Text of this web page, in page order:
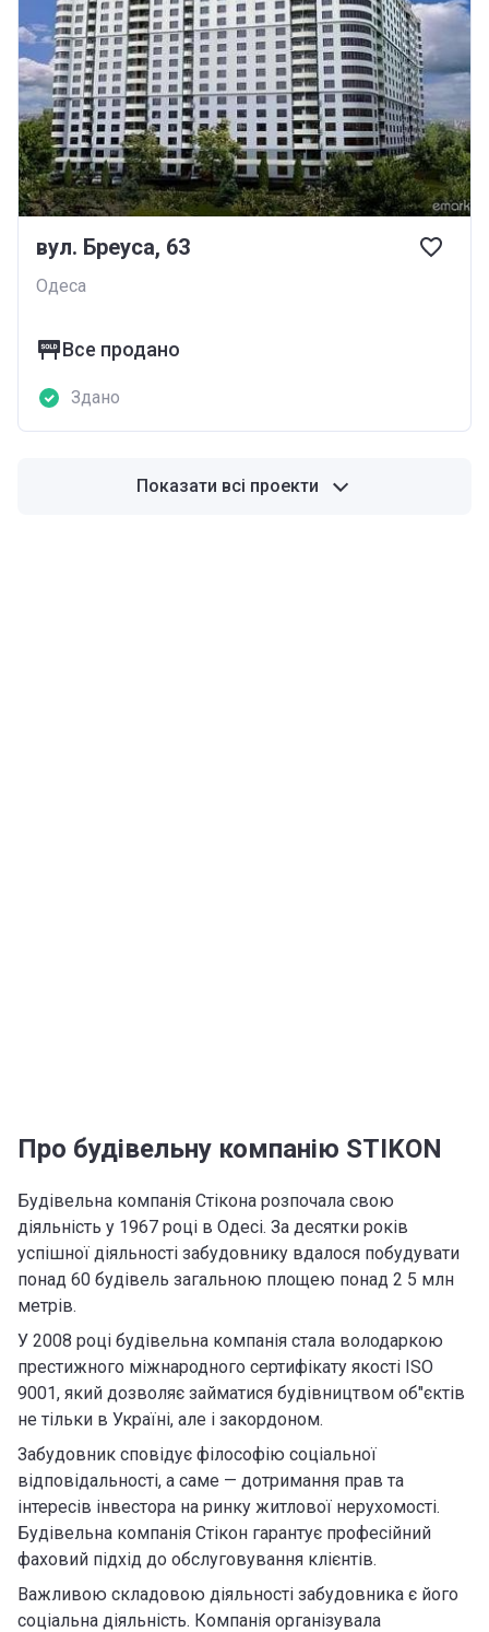
вул. Бреуса, 63
Одеса
Все продано
Здано
Показати всі проекти
Про будівельну компанію STIKON
Будівельна компанія Стікона розпочала свою
діяльність у 1967 році в Одесі. За десятки років
успішної діяльності забудовнику вдалося побудувати
понад 60 будівель загальною площею понад 2 5 млн
метрів.
У 2008 році будівельна компанія стала володаркою
престижного міжнародного сертифікату якості ISO
9001, який дозволяє займатися будівництвом об"єктів
не тільки в Україні, але і закордоном.
Забудовник сповідує філософію соціальної
відповідальності, а саме — дотримання прав та
інтересів інвестора на ринку житлової нерухомості.
Будівельна компанія Стікон гарантує професійний
фаховий підхід до обслуговування клієнтів.
Важливою складовою діяльності забудовника є його
соціальна діяльність. Компанія організувала